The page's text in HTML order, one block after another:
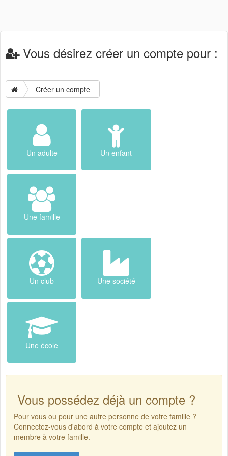
Vous désirez créer un compte pour :
Créer un compte
Un adulte Un enfant
Une famille
Un club Une société
Une école
Vous possédez déjà un compte ?
Pour vous ou pour une autre personne de votre famille ?
Connectez-vous d'abord à votre compte et ajoutez un
membre à votre famille.